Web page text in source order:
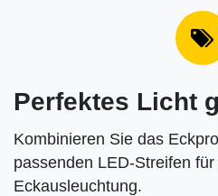
Perfektes Licht
Kombinieren Sie das
passenden LED-Streifen
Eckausleuchtung.